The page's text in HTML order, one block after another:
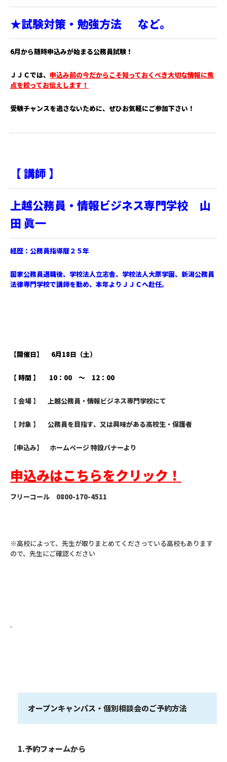
★試験対策・勉強方法 など。
6月から随時申込みが始まる公務員試験！
ＪＪＣでは、 申込み前の今だからこそ知っておくべき大切な情報に焦
点を絞ってお伝えします！
受験チャンスを逃さないために、ぜひお気軽にご参加下さい！
【 講師 】
上越公務員・情報ビジネス専門学校 山
田 眞一
経歴：公務員指導暦２５年
国家公務員退職後、学校法人立志舎、学校法人大原学園、新潟公務員
法律専門学校で講師を勤め、本年よりＪＪＣへ赴任。
【開催日】 6月18日（土）
【 時間 】 10：00 ～ 12：00
【 会場 】 上越公務員・情報ビジネス専門学校にて
【 対象 】 公務員を目指す、又は興味がある高校生・保護者
【申込み】 ホームページ 特設バナーより
申込みはこちらをクリック！
フリーコール 0800-170-4511
※高校によって、先生が取りまとめてくださっている高校もあります
ので、先生にご確認ください
オープンキャンパス・個別相談会のご予約方法
1.予約フォームから